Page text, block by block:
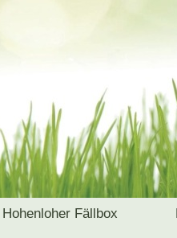
Hohenloher Fällbox